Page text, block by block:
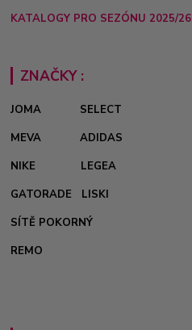
KATALOGY PRO SEZÓNU 2025/26
ZNAČKY :
JOMA
SELECT
MEVA
ADIDAS
NIKE
LEGEA
GATORADE
LISKI
SÍTĚ POKORNÝ
REMO